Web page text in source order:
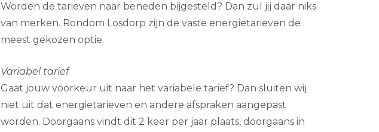
Worden de tarieven naar beneden bijgesteld? Dan zul jij daar niks
van merken. Rondom Losdorp zijn de vaste energietarieven de
meest gekozen optie.
Variabel tarief
Gaat jouw voorkeur uit naar het variabele tarief? Dan sluiten wij
niet uit dat energietarieven en andere afspraken aangepast
worden. Doorgaans vindt dit 2 keer per jaar plaats, doorgaans in